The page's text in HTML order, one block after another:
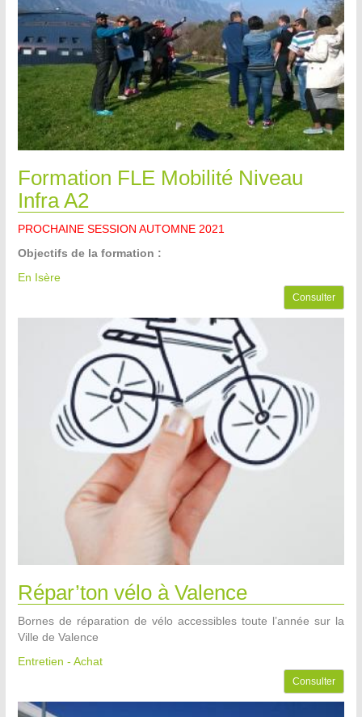
Formation FLE Mobilité Niveau
Infra A2
PROCHAINE SESSION AUTOMNE 2021
Objectifs de la formation :
En Isère
Consulter
Répar’ton vélo à Valence
Bornes de réparation de vélo accessibles toute l’année sur la
Ville de Valence
Entretien - Achat
Consulter